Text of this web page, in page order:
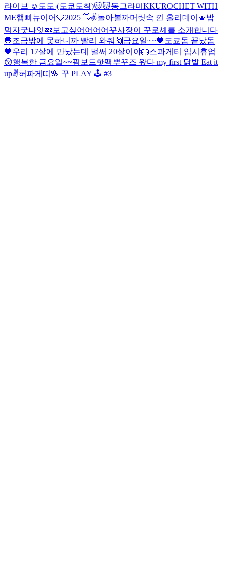
라이브 ☺️ 도도 (도쿄도착)😽😽동그라미 KKUROCHET WITH
ME햅삐뉴이어🩵2025 👋✌️놀아볼까머릿속 낀 홀리데이🎄밥
먹자굿나잇💤 보고싶어어어어 꾸사장이 꾸로셰를 소개합니다
🧶조금밖에 못하니까 빨리 와줘🙌 금요일~~💙도쿄돔 끝났돔
💙우리 17살에 만났는데 벌써 20살이야🎂스파게티 임시휴업
😚행복한 금요일~~핌보드핫팩뿌꾸즈 왔다 my first 닭발 Eat it
up✌️허파게띠 🌸 꾸 PLAY 🕹️ #3